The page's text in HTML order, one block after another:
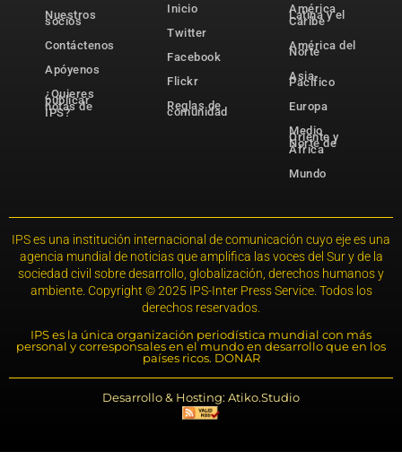
Nuestros
socios
Contáctenos
Apóyenos
¿Quieres
publicar
notas de
IPS?
Inicio
Twitter
Facebook
Flickr
Reglas de
comunidad
América
Latina y el
Caribe
América del
Norte
Asia-
Pacífico
Europa
Medio
Oriente y
Norte de
África
Mundo
IPS es una institución internacional de comunicación cuyo eje es una
agencia mundial de noticias que amplifica las voces del Sur y de la
sociedad civil sobre desarrollo, globalización, derechos humanos y
ambiente. Copyright © 2025 IPS-Inter Press Service. Todos los
derechos reservados.
IPS es la única organización periodística mundial con más
personal y corresponsales en el mundo en desarrollo que en los
países ricos. DONAR
Desarrollo & Hosting: Atiko.Studio